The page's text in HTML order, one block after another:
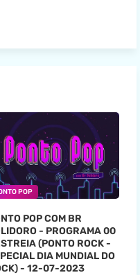
POP
POP COM BR
- PROGRAMA 00
(PONTO ROCK -
DIA MUNDIAL DO
- 12-07-2023